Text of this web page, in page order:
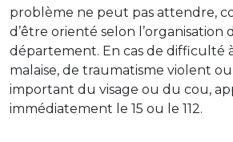
problème ne peut pas attendre,
d’être orienté selon l’organisation
département. En cas de difficulté
malaise, de traumatisme violent
important du visage ou du cou,
immédiatement le 15 ou le 112.